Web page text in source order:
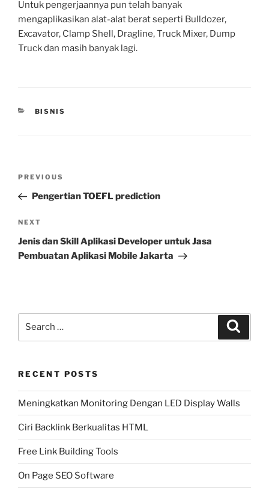
Untuk pengerjaannya pun telah banyak
mengaplikasikan alat-alat berat seperti Bulldozer,
Excavator, Clamp Shell, Dragline, Truck Mixer, Dump
Truck dan masih banyak lagi.
CATEGORIES
BISNIS
Previous
Post
PREVIOUS
Pengertian TOEFL prediction
Next
Post
NEXT
Jenis dan Skill Aplikasi Developer untuk Jasa
Pembuatan Aplikasi Mobile Jakarta
RECENT POSTS
Meningkatkan Monitoring Dengan LED Display Walls
Ciri Backlink Berkualitas HTML
Free Link Building Tools
On Page SEO Software